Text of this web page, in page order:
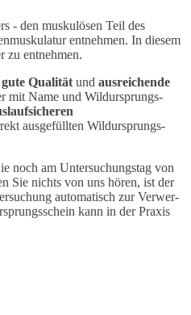
- den muskulösen Teil des
entnehmen. In diesem
zu entnehmen.
gute Qualität und ausreichende
mit Name und Wildur­sprungs­
ausgefüllten Wildursprungs­
noch am Unter­suchungstag von
Sie nichts von uns hören, ist der
automatisch zur Verwer­
kann in der Praxis